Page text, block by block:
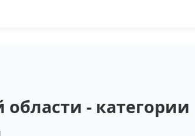
- категории